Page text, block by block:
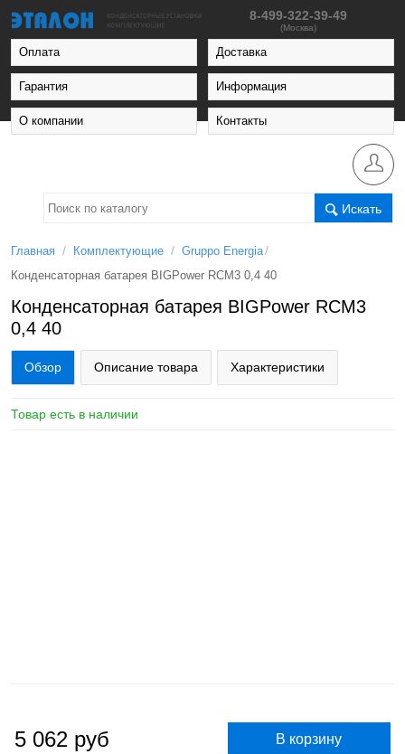
8-499-322-39-49
(Москва)
Оплата Доставка
Гарантия Информация
О компании Контакты
Искать
Главная / Комплектующие / Gruppo Energia/
Конденсаторная батарея BIGPower RCM3 0,4 40
Конденсаторная батарея BIGPower RCM3
0,4 40
Обзор Описание товара Характеристики
Товар есть в наличии
5 062 руб